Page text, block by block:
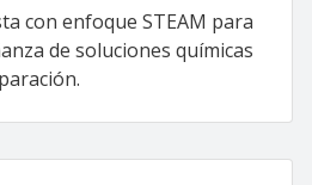
con enfoque STEAM para
de soluciones químicas